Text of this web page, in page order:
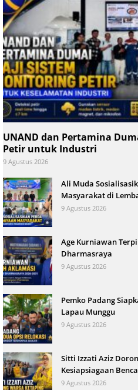
UNAND dan Pertamina
Petir untuk Industri
9 Agustus 2026
Ali Muda
Masyarakat di
9 Agustus 2026
Age Kurniawan
Dharmasraya
9 Agustus 2026
Pemko Padang
Lapau Munggu
9 Agustus 2026
Sitti Izzati Aziz
Kesiapsiagaan
9 Agustus 2026